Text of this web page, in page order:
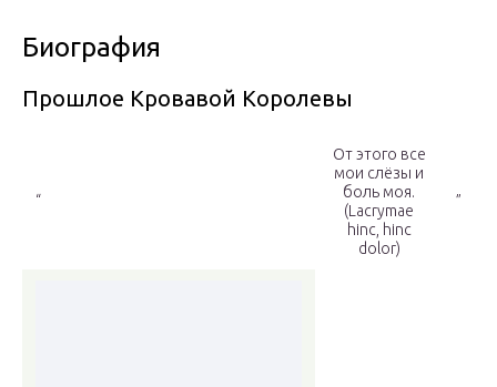
Биография
Прошлое Кровавой Королевы
“
От этого все
мои слёзы и
боль моя.
(Lacrymae
hinc, hinc
dolor)
”